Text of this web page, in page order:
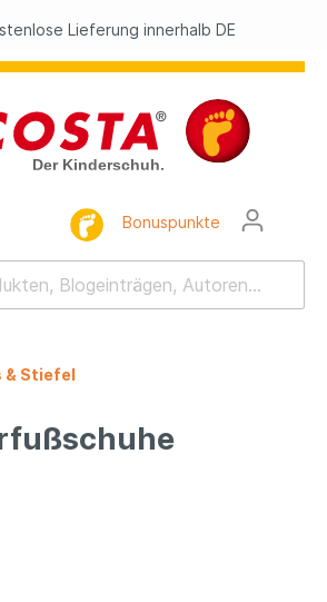
Lieferung innerhalb DE
Bonuspunkte
& Stiefel